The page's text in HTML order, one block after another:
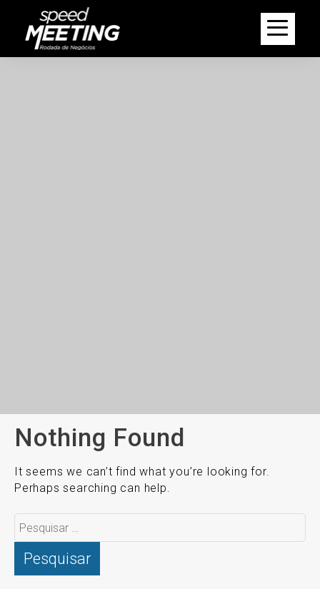
Nothing Found
It seems we can’t find what you’re looking for.
Perhaps searching can help.
Pesquisar
por: